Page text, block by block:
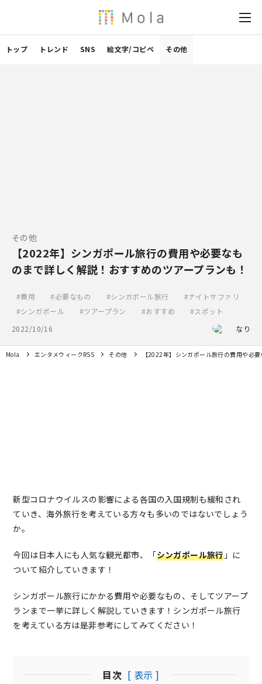
トップ トレンド SNS 絵文字/コピペ その他
その他
【2022年】シンガポール旅行の費用や必要なも
のまで詳しく解説！おすすめのツアープランも！
費用 必要なもの シンガポール旅行
ナイトサファリ
シンガポール
ツアープラン おすすめ
スポット
2022/10/16
なり
Mola エンタメウィークRSS その他 【2022年】シンガポール旅行の費用や必
新型コロナウイルスの影響による各国の入国規制も緩和され
ていき、海外旅行を考えている方々も多いのではないでしょう
か。
今回は日本人にも人気な観光都市、「シンガポール旅行」に
ついて紹介していきます！
シンガポール旅行にかかる費用や必要なもの、そしてツアープ
ランまで一挙に詳しく解説していきます！ シンガポール旅行
を考えている方は是非参考にしてみてください！
目次 [ 表示 ]